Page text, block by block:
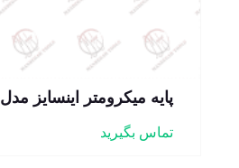
پایه میکرومتر اینسایز مدل ۶۳۰۱
تماس بگیرید